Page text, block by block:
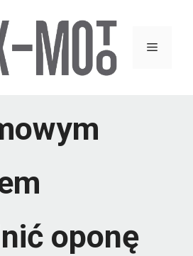
Menu
oponę